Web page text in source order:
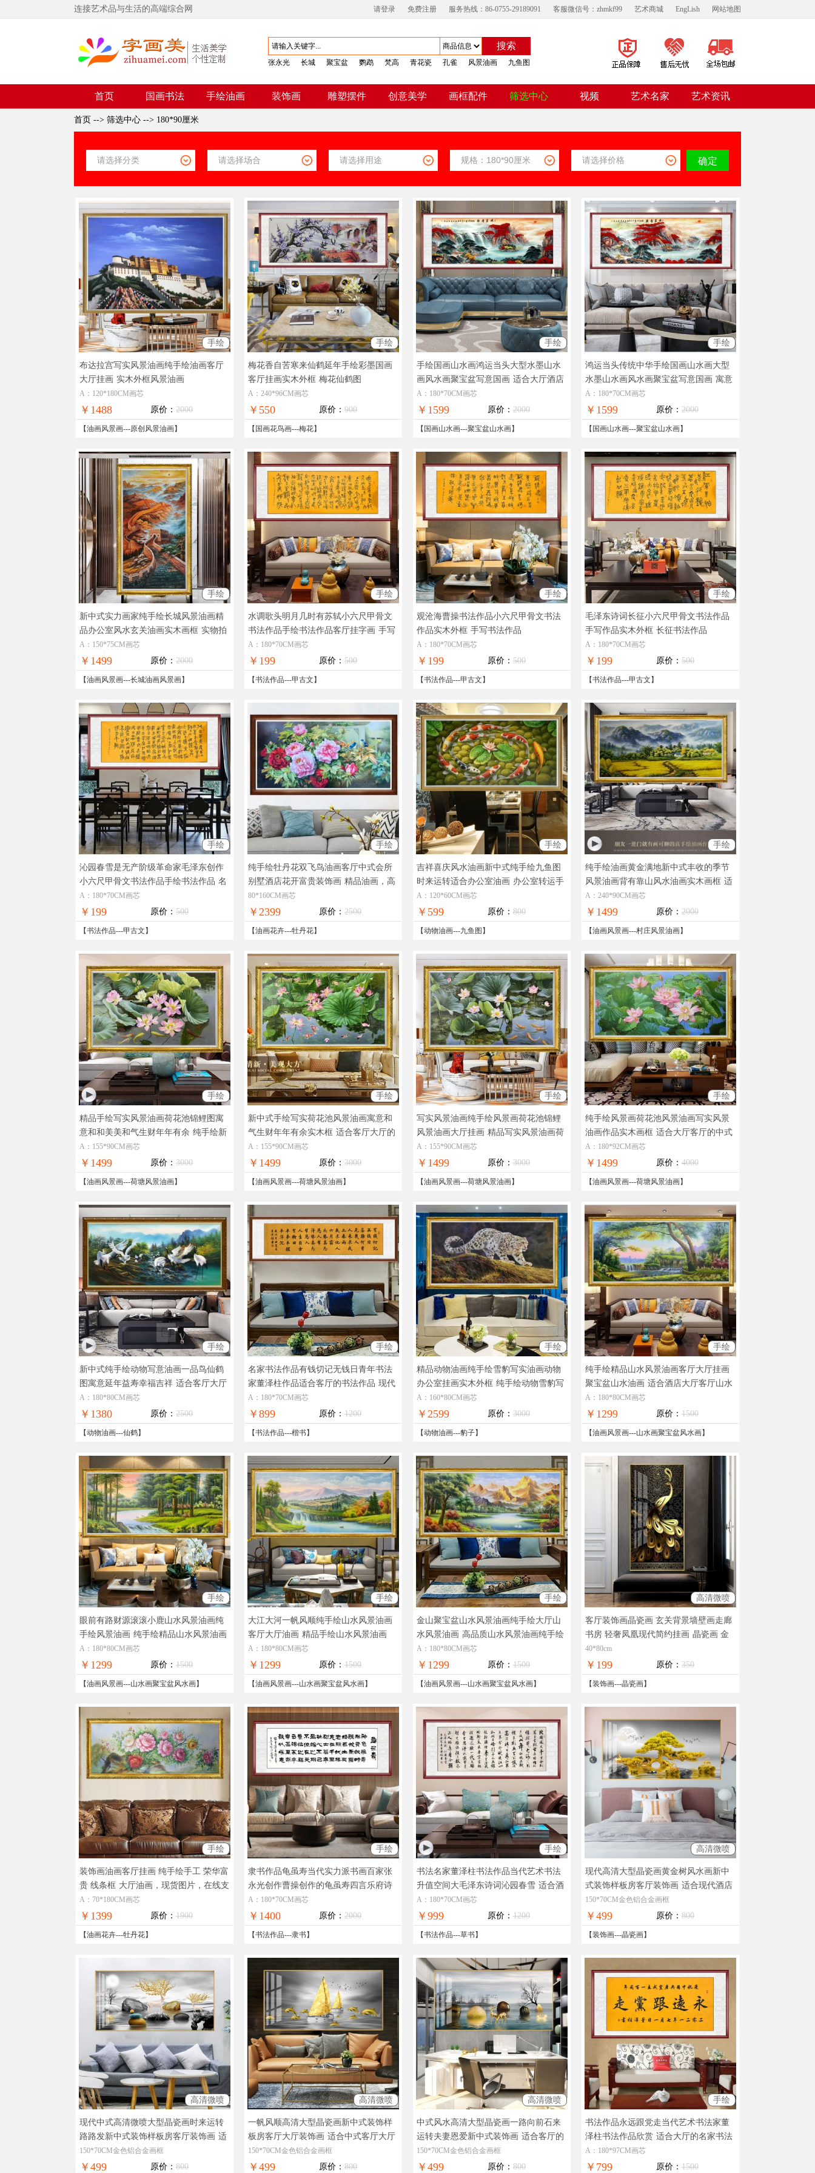
连接艺术品与生活的高端综合网 请登录 免费注册 服务热线：86-0755-29189091 客服微信号：zhmkf99 艺术商城 EngLish 网站地图
搜索
张永光 长城 聚宝盆 鹦鹉 梵高 青花瓷 孔雀 风景油画 九鱼图
首页 国画书法 手绘油画 装饰画 雕塑摆件 创意美学 画框配件 筛选中心 视频 艺术名家 艺术资讯
首页 --> 筛选中心 --> 180*90厘米
手绘
布达拉宫写实风景油画纯手绘油画客厅
大厅挂画 实木外框风景油画
A：120*180CM画芯
￥1488 原价： 2000
【油画风景画---原创风景油画】
手绘
梅花香自苦寒来仙鹤延年手绘彩墨国画
客厅挂画实木外框 梅花仙鹤图
A：240*96CM画芯
￥550 原价： 900
【 国画花鸟画---梅花】
手绘
手绘国画山水画鸿运当头大型水墨山水
画风水画聚宝盆写意国画 适合大厅酒店
客厅的水墨山水画
A：180*70CM画芯
￥1599 原价： 2000
【 国画山水画---聚宝盆山水画】
手绘
鸿运当头传统中华手绘国画山水画大型
水墨山水画风水画聚宝盆写意国画 寓意
好青山绿水红山头迎客松
A：180*70CM画芯
￥1599 原价： 2000
【 国画山水画---聚宝盆山水画】
手绘
新中式实力画家纯手绘长城风景油画精
品办公室风水玄关油画实木画框 实物拍
摄，现货图片，在线支付，全国免邮
A：150*75CM画芯
￥1499 原价： 2000
【油画风景画---长城油画风景画】
手绘
水调歌头明月几时有苏轼小六尺甲骨文
书法作品手绘书法作品客厅挂字画 手写
书法作品
A：180*70CM画芯
￥199 原价： 500
【书法作品---甲古文 】
手绘
观沧海曹操书法作品小六尺甲骨文书法
作品实木外框 手写书法作品
A：180*70CM画芯
￥199 原价： 500
【书法作品---甲古文 】
手绘
毛泽东诗词长征小六尺甲骨文书法作品
手写作品实木外框 长征书法作品
A：180*70CM画芯
￥199 原价： 500
【书法作品---甲古文 】
手绘
沁园春雪是无产阶级革命家毛泽东创作
小六尺甲骨文书法作品手绘书法作品 名
家书法作品
A：180*70CM画芯
￥199 原价： 500
【书法作品---甲古文 】
手绘
纯手绘牡丹花双飞鸟油画客厅中式会所
别墅酒店花开富贵装饰画 精品油画，高
级油画，在线支付，全国免邮
80*160CM画芯
￥2399 原价： 2500
【油画花卉---牡丹花】
手绘
吉祥喜庆风水油画新中式纯手绘九鱼图
时来运转适合办公室油画 办公室转运手
绘油画
A：120*60CM画芯
￥599 原价： 800
【动物油画---九鱼图 】
手绘
纯手绘油画黄金满地新中式丰收的季节
风景油画背有靠山风水油画实木画框 适
合中式客厅酒店的精品风景油画
A：240*90CM画芯
￥1499 原价： 2000
【油画风景画---村庄风景油画】
手绘
精品手绘写实风景油画荷花池锦鲤图寓
意和和美美和气生财年年有余 纯手绘新
中式荷花风景油画
A：155*90CM画芯
￥1499 原价： 3000
【油画风景画---荷塘风景油画】
手绘
新中式手绘写实荷花池风景油画寓意和
气生财年年有余实木框 适合客厅大厅的
写实风景油画
A：155*90CM画芯
￥1499 原价： 3000
【油画风景画---荷塘风景油画】
手绘
写实风景油画纯手绘风景画荷花池锦鲤
风景油画大厅挂画 精品写实风景油画荷
花池
A：155*90CM画芯
￥1499 原价： 3000
【油画风景画---荷塘风景油画】
手绘
纯手绘风景画荷花池风景油画写实风景
油画作品实木画框 适合大厅客厅的中式
荷花池油画
A：180*92CM画芯
￥1499 原价： 4000
【油画风景画---荷塘风景油画】
手绘
新中式纯手绘动物写意油画一品鸟仙鹤
图寓意延年益寿幸福吉祥 适合客厅大厅
的动物油画作品仙鹤图
A：180*80CM画芯
￥1380 原价： 2500
【动物油画---仙鹤】
手绘
名家书法作品有钱切记无钱日青年书法
家董泽柱作品适合客厅的书法作品 现代
客厅适合挂的书法作品
A：180*70CM画芯
￥899 原价： 1200
【书法作品---楷书】
手绘
精品动物油画纯手绘雪豹写实油画动物
办公室挂画实木外框 纯手绘动物雪豹写
实油画作品收藏动物油画
A：160*80CM画芯
￥2599 原价： 3000
【动物油画---豹子】
手绘
纯手绘精品山水风景油画客厅大厅挂画
聚宝盆山水油画 适合酒店大厅客厅山水
风景油画
A：180*80CM画芯
￥1299 原价： 1500
【油画风景画---山水画聚宝盆风水画】
手绘
眼前有路财源滚滚小鹿山水风景油画纯
手绘风景油画 纯手绘精品山水风景油画
A：180*80CM画芯
￥1299 原价： 1500
【油画风景画---山水画聚宝盆风水画】
手绘
大江大河一帆风顺纯手绘山水风景油画
客厅大厅油画 精品手绘山水风景油画
A：180*80CM画芯
￥1299 原价： 1500
【油画风景画---山水画聚宝盆风水画】
手绘
金山聚宝盆山水风景油画纯手绘大厅山
水风景油画 高品质山水风景油画纯手绘
风景油画
A：180*80CM画芯
￥1299 原价： 1500
【油画风景画---山水画聚宝盆风水画】
高清微喷
客厅装饰画晶瓷画 玄关背景墙壁画走廊
书房 轻奢凤凰现代简约挂画 晶瓷画 金
色铝合金框 黑色铝合金框
40*80cm
￥199 原价： 350
【装饰画---晶瓷画】
手绘
装饰画油画客厅挂画 纯手绘手工 荣华富
贵 线条框 大厅油画，现货图片，在线支
付，全国免邮
A：70*180CM画芯
￥1399 原价： 1900
【油画花卉---牡丹花】
手绘
隶书作品龟虽寿当代实力派书画百家张
永光创作曹操创作的龟虽寿四言乐府诗
名家书法作品收藏价值高
A：180*70CM画芯
￥1400 原价： 2000
【书法作品---隶书】
手绘
书法名家董泽柱书法作品当代艺术书法
升值空间大毛泽东诗词沁园春雪 适合酒
店大厅办公室会议室收藏挂画
A：180*70CM画芯
￥999 原价： 1200
【书法作品---草书】
高清微喷
现代高清大型晶瓷画黄金树风水画新中
式装饰样板房客厅装饰画 适合现代酒店
大厅的装饰画
150*70CM金色铝合金画框
￥499 原价： 800
【装饰画---晶瓷画】
高清微喷
现代中式高清微喷大型晶瓷画时来运转
路路发新中式装饰样板房客厅装饰画 适
合客厅的装饰画
150*70CM金色铝合金画框
￥499 原价： 800
高清微喷
一帆风顺高清大型晶瓷画新中式装饰样
板房客厅大厅装饰画 适合中式客厅大厅
的装饰画
150*70CM金色铝合金画框
￥499 原价： 800
高清微喷
中式风水高清大型晶瓷画一路向前石来
运转夫妻恩爱新中式装饰画 适合客厅的
中式风水装饰画
150*70CM金色铝合金画框
￥499 原价： 800
手绘
书法作品永远跟党走当代艺术书法家董
泽柱书法作品欣赏 适合大厅的名家书法
作品
A：180*97CM画芯
￥799 原价： 1500